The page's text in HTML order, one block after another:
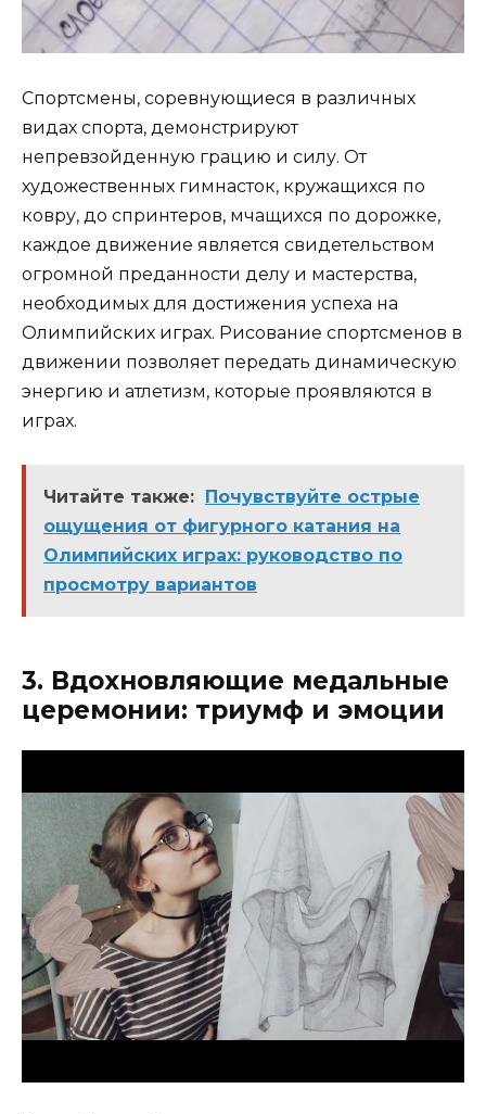
Спортсмены, соревнующиеся в различных
видах спорта, демонстрируют
непревзойденную грацию и силу. От
художественных гимнасток, кружащихся по
ковру, до спринтеров, мчащихся по дорожке,
каждое движение является свидетельством
огромной преданности делу и мастерства,
необходимых для достижения успеха на
Олимпийских играх. Рисование спортсменов в
движении позволяет передать динамическую
энергию и атлетизм, которые проявляются в
играх.
Читайте также: Почувствуйте острые
ощущения от фигурного катания на
Олимпийских играх: руководство по
просмотру вариантов
3. Вдохновляющие медальные
церемонии: триумф и эмоции